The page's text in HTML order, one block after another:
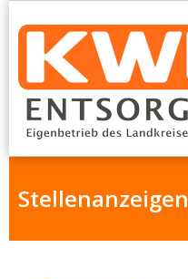
Stellenanzeigen